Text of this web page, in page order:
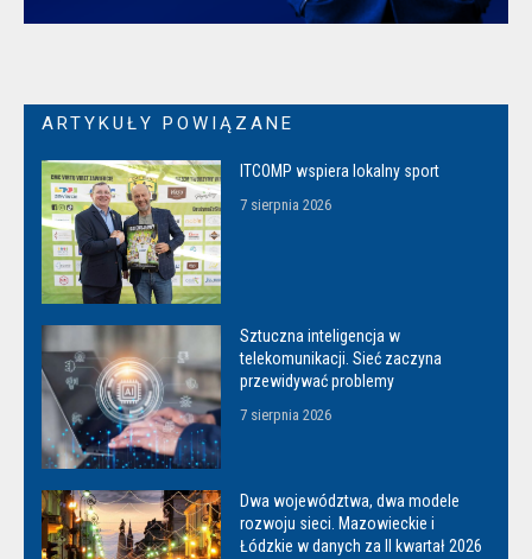
ARTYKUŁY POWIĄZANE
ITCOMP wspiera lokalny sport
7 sierpnia 2026
Sztuczna inteligencja w
telekomunikacji. Sieć zaczyna
przewidywać problemy
7 sierpnia 2026
Dwa województwa, dwa modele
rozwoju sieci. Mazowieckie i
Łódzkie w danych za II kwartał 2026